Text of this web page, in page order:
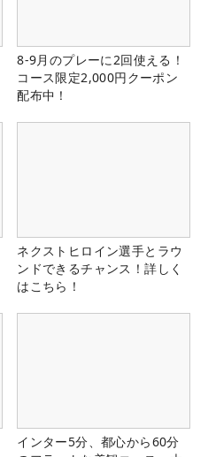
8-9月のプレーに2回使える！
コース限定2,000円クーポン
配布中！
ネクストヒロイン選手とラウ
ンドできるチャンス！詳しく
はこちら！
インター5分、都心から60分